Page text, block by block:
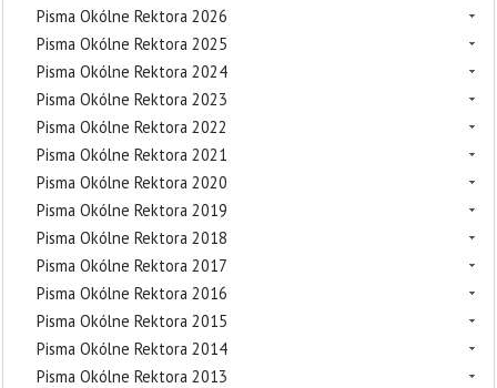
Pisma Okólne Rektora 2026
Pisma Okólne Rektora 2025
Pisma Okólne Rektora 2024
Pisma Okólne Rektora 2023
Pisma Okólne Rektora 2022
Pisma Okólne Rektora 2021
Pisma Okólne Rektora 2020
Pisma Okólne Rektora 2019
Pisma Okólne Rektora 2018
Pisma Okólne Rektora 2017
Pisma Okólne Rektora 2016
Pisma Okólne Rektora 2015
Pisma Okólne Rektora 2014
Pisma Okólne Rektora 2013